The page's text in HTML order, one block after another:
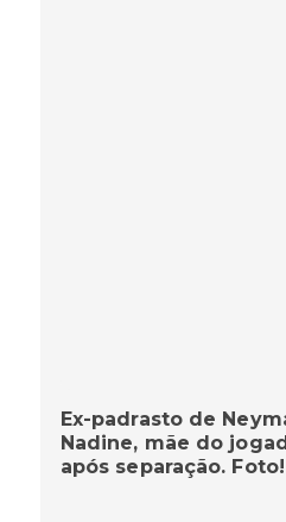
Ex-padrasto de
Nadine, mãe do
após separação. Foto!